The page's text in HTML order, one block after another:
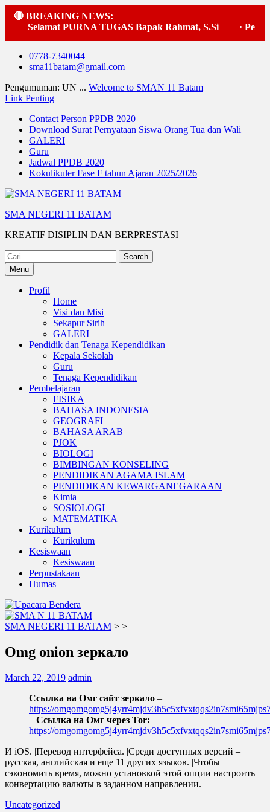
🔴 BREAKING NEWS:
Selamat PURNA TUGAS Bapak Rahmat, S.Si
Skip
0778-7340044
sma11batam@gmail.com
Pengumuman: UN ... Welcome to SMAN 11 Batam
Link Penting
Contact Person PPDB 2020
Download Surat Pernyataan Siswa Orang Tua dan Wali
GALERI
Guru
Jadwal PPDB 2020
Kokulikuler Fase F tahun Ajaran 2025/2026
SMA NEGERI 11 BATAM
KREATIF DISIPLIN DAN BERPRESTASI
Search
for:Menu
Profil
Home
Visi dan Misi
Sekapur Sirih
GALERI
Pendidik dan Tenaga Kependidikan
Kepala Sekolah
Guru
Tenaga Kependidikan
Pembelajaran
FISIKA
BAHASA INDONESIA
GEOGRAFI
BAHASA ARAB
PJOK
BIOLOGI
BIMBINGAN KONSELING
PENDIDIKAN AGAMA ISLAM
PENDIDIKAN KEWARGANEGARAAN
Kimia
SOSIOLOGI
MATEMATIKA
Kurikulum
Kurikulum
Kesiswaan
Kesiswaan
Perpustakaan
Humas
SMA NEGERI 11 BATAM > >
Omg onion зеркало
March 22, 2019 admin
Ссылка на Омг сайт зеркало –
https://
– Ссылка на Омг через Tor:
https://
И iOS. |Перевод интерфейса. |Среди доступных версий –
русская, английская и еще 11 других языков. |Чтобы
сэкономить время, можно установкой этой опции настроить
конвертацию валюты в заданном направлении.
Uncategorized